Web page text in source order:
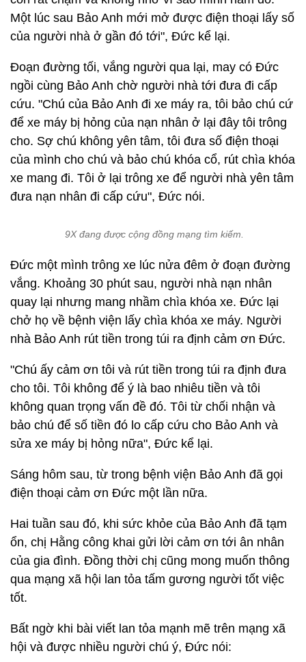
Một lúc sau Bảo Anh mới mở được điện thoại lấy số
của người nhà ở gần đó tới", Đức kể lại.
Đoạn đường tối, vắng người qua lại, may có Đức
ngồi cùng Bảo Anh chờ người nhà tới đưa đi cấp
cứu. "Chú của Bảo Anh đi xe máy ra, tôi bảo chú cứ
để xe máy bị hỏng của nạn nhân ở lại đây tôi trông
cho. Sợ chú không yên tâm, tôi đưa số điện thoại
của mình cho chú và bảo chú khóa cổ, rút chìa khóa
xe mang đi. Tôi ở lại trông xe để người nhà yên tâm
đưa nạn nhân đi cấp cứu", Đức nói.
9X đang được cộng đồng mạng tìm kiếm.
Đức một mình trông xe lúc nửa đêm ở đoạn đường
vắng. Khoảng 30 phút sau, người nhà nạn nhân
quay lại nhưng mang nhầm chìa khóa xe. Đức lại
chở họ về bệnh viện lấy chìa khóa xe máy. Người
nhà Bảo Anh rút tiền trong túi ra định cảm ơn Đức.
"Chú ấy cảm ơn tôi và rút tiền trong túi ra định đưa
cho tôi. Tôi không để ý là bao nhiêu tiền và tôi
không quan trọng vấn đề đó. Tôi từ chối nhận và
bảo chú để số tiền đó lo cấp cứu cho Bảo Anh và
sửa xe máy bị hỏng nữa", Đức kể lại.
Sáng hôm sau, từ trong bệnh viện Bảo Anh đã gọi
điện thoại cảm ơn Đức một lần nữa.
Hai tuần sau đó, khi sức khỏe của Bảo Anh đã tạm
ổn, chị Hằng công khai gửi lời cảm ơn tới ân nhân
của gia đình. Đồng thời chị cũng mong muốn thông
qua mạng xã hội lan tỏa tấm gương người tốt việc
tốt.
Bất ngờ khi bài viết lan tỏa mạnh mẽ trên mạng xã
hội và được nhiều người chú ý, Đức nói: